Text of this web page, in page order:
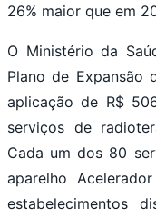
26% maior que em
O Ministério da
Plano de Expansão
aplicação de R$
serviços de
Cada um dos 80
aparelho
estabelecimentos